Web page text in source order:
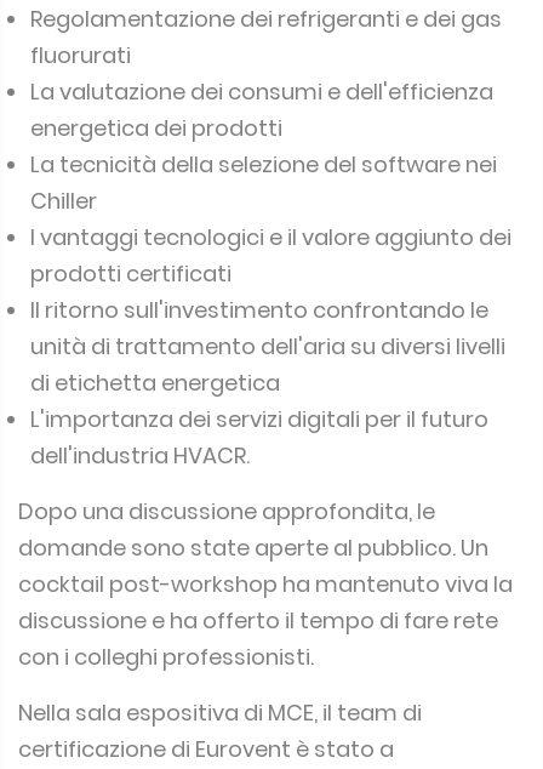
Regolamentazione dei refrigeranti e dei gas
fluorurati
La valutazione dei consumi e dell'efficienza
energetica dei prodotti
La tecnicità della selezione del software nei
Chiller
I vantaggi tecnologici e il valore aggiunto dei
prodotti certificati
Il ritorno sull'investimento confrontando le
unità di trattamento dell'aria su diversi livelli
di etichetta energetica
L'importanza dei servizi digitali per il futuro
dell'industria HVACR.
Dopo una discussione approfondita, le
domande sono state aperte al pubblico. Un
cocktail post-workshop ha mantenuto viva la
discussione e ha offerto il tempo di fare rete
con i colleghi professionisti.
Nella sala espositiva di MCE, il team di
certificazione di Eurovent è stato a